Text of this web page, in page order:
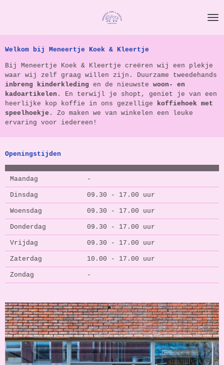
hoofdinhoud
Welkom bij Meneertje Koek & Kleertje
Bij Meneertje Koek & Kleertje creëren wij een plekje
waar wij zelf graag willen zijn. Duurzame tweedehands
inbreng
kinderkleding en de nieuwste woon- en
kadoartikelen . En terwijl je shopt, geniet je van een
heerlijke kop koffie in ons gezellige koffiehoek met
speelhoekje . Zo maken we van winkelen een leuke
ervaring voor iedereen!
Openingstijden
Maandag -
Dinsdag 09.30 - 17.00 uur
Woensdag 09.30 - 17.00 uur
Donderdag 09.30 - 17.00 uur
Vrijdag 09.30 - 17.00 uur
Zaterdag 10.00 - 17.00 uur
Zondag -